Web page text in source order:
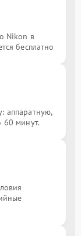
Nikon в
бесплатно
аппаратную,
60 минут.